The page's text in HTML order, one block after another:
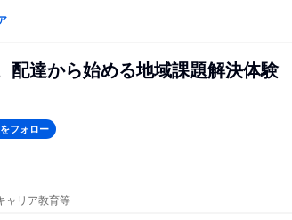
配達から始める地域課題解決体験
フォロー
ャリア教育等